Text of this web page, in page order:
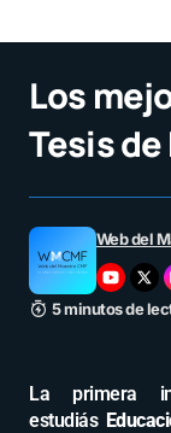
Los
Tesis
Web del
5 minutos de
La primera
estudiás